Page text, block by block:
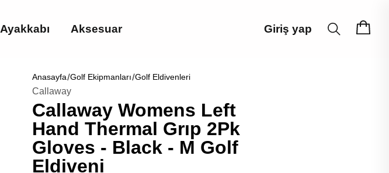
Ayakkabı Aksesuar Giriş yap
Anasayfa Golf Ekipmanları Golf Eldivenleri
Callaway
Callaway Womens Left
Hand Thermal Grıp 2Pk
Gloves - Black - M Golf
Eldiveni